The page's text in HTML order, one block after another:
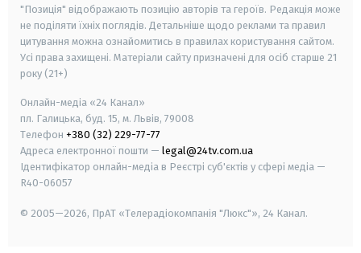
"Позиція" відображають позицію авторів та героїв. Редакція може
не поділяти їхніх поглядів. Детальніше щодо реклами та правил
цитування можна ознайомитись в правилах користування сайтом.
Усі права захищені. Матеріали сайту призначені для осіб старше 21
року (21+)
Онлайн-медіа «24 Канал»
пл. Галицька, буд. 15, м. Львів, 79008
Телефон +380 (32) 229-77-77
Адреса електронної пошти — legal@24tv.com.ua
Ідентифікатор онлайн-медіа в Реєстрі суб'єктів у сфері медіа —
R40-06057
© 2005—2026, ПрАТ «Телерадіокомпанія "Люкс"», 24 Канал.